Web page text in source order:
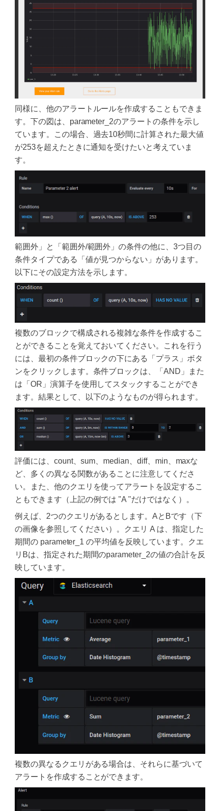
同様に、他のアラートルールを作成することもできま
す。下の図は、parameter_2のアラートの条件を示し
ています。この場合、過去10秒間に計算された最大値
が253を超えたときに通知を受けたいと考えていま
す。
範囲外」と「範囲外/範囲外」の条件の他に、3つ目の
条件タイプである「値が見つからない」があります。
以下にその設定方法を示します。
複数のブロックで構成される複雑な条件を作成するこ
とができることを覚えておいてください。これを行う
には、最初の条件ブロックの下にある「プラス」ボタ
ンをクリックします。条件ブロックは、「AND」また
は「OR」演算子を使用してスタックすることができ
ます。結果として、以下のようなものが得られます。
評価には、count、sum、median、diff、min、maxな
ど、多くの異なる関数があることに注意してくださ
い。また、他のクエリを使ってアラートを設定するこ
ともできます（上記の例では "A "だけではなく）。
例えば、2つのクエリがあるとします。AとBです（下
の画像を参照してください）。クエリ A は、指定した
期間の parameter_1 の平均値を反映しています。クエ
リBは、指定された期間のparameter_2の値の合計を反
映しています。
複数の異なるクエリがある場合は、それらに基づいて
アラートを作成することができます。